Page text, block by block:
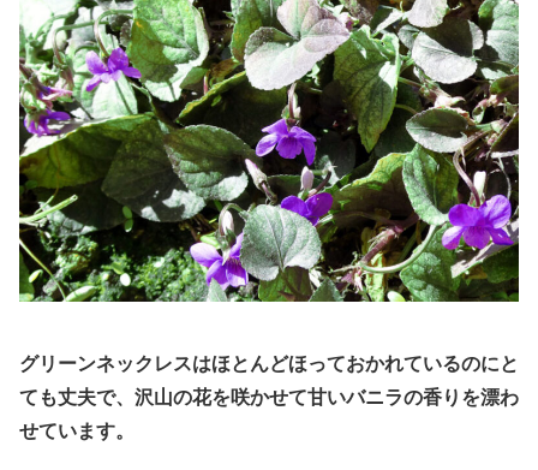
グリーンネックレスはほとんどほっておかれているのにと
ても丈夫で、沢山の花を咲かせて甘いバニラの香りを漂わ
せています。